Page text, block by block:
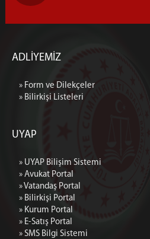
ADLİYEMİZ
» Form ve Dilekçeler
» Bilirkişi Listeleri
UYAP
» UYAP Bilişim Sistemi
» Avukat Portal
» Vatandaş Portal
» Bilirkişi Portal
» Kurum Portal
» E-Satış Portal
» SMS Bilgi Sistemi